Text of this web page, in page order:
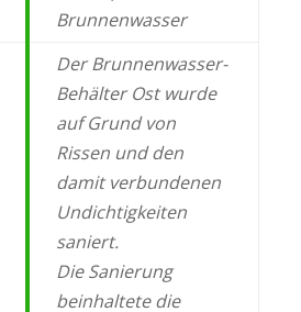
Brunnenwasser
Der Brunnenwasser-
Behälter Ost wurde
aufGrund von
Rissen und den
damitverbundenen
Undichtigkeiten
saniert.
DieSanierung
beinhaltete die